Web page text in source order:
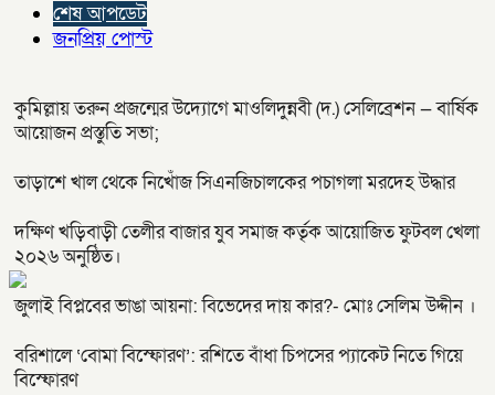
শেষ আপডেট
জনপ্রিয় পোস্ট
কুমিল্লায় তরুন প্রজন্মের উদ্যোগে মাওলিদুন্নবী (দ.) সেলিব্রেশন — বার্ষিক
আয়োজন প্রস্তুতি সভা;
তাড়াশে খাল থেকে নিখোঁজ সিএনজিচালকের পচাগলা মরদেহ উদ্ধার
দক্ষিণ খড়িবাড়ী তেলীর বাজার যুব সমাজ কর্তৃক আয়োজিত ফুটবল খেলা
২০২৬ অনুষ্ঠিত।
জুলাই বিপ্লবের ভাঙা আয়না: বিভেদের দায় কার?- মোঃ সেলিম উদ্দীন ।
বরিশালে ‘বোমা বিস্ফোরণ’: রশিতে বাঁধা চিপসের প্যাকেট নিতে গিয়ে
বিস্ফোরণ